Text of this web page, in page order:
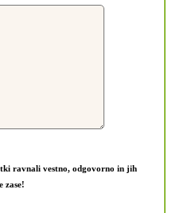
ravnali vestno, odgovorno in jih
zase!